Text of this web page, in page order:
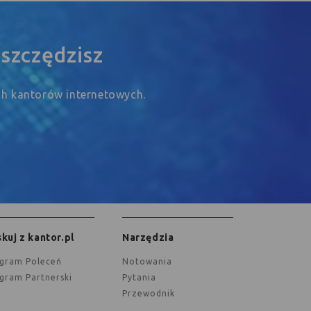
kantorów internetowych.
z kantor.pl
Poleceń
Partnerski
Narzędzia
Notowania
Pytania
Przewodnik